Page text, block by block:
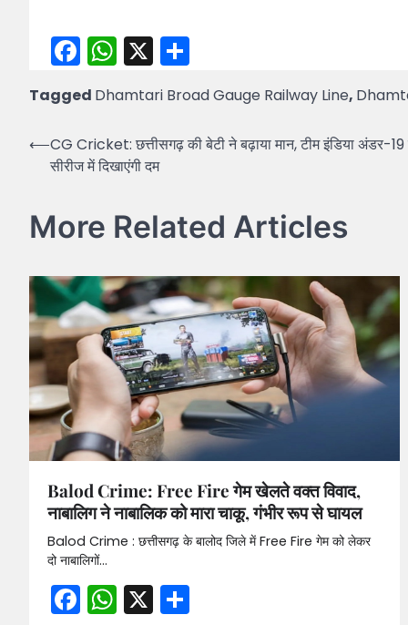
Facebook
WhatsApp
X
Tagged Dhamtari Broad Gauge Railway Line,
Post
navigation
⟵CG Cricket: छत्तीसगढ़ की बेटी ने बढ़ाया मान, टीम इंडिया अंडर-
सीरीज में दिखाएंगी दम
More Related Articles
Balod Crime: Free Fire गेम खेलते वक्त विवाद,
नाबालिग ने नाबालिक को मारा चाकू, गंभीर रूप से घायल
Balod Crime : छत्तीसगढ़ के बालोद जिले में Free Fire गेम को लेकर
दो नाबालिगों…
Facebook
WhatsApp
X